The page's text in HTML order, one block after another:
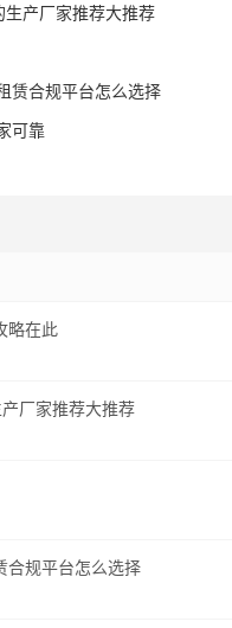
产厂家推荐大推荐
赁合规平台怎么选择
可靠
略在此
厂家推荐大推荐
合规平台怎么选择